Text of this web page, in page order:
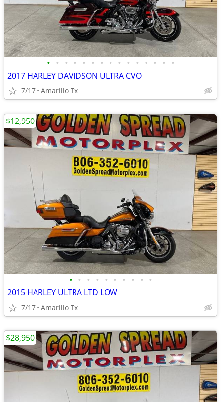
• • • • • • • • • • • • • • •
2017 HARLEY DAVIDSON ULTRA CVO
7/17 Amarillo Tx
• • • • • • • • • •
2015 HARLEY ULTRA LTD LOW
7/17 Amarillo Tx
$12,950
$28,950